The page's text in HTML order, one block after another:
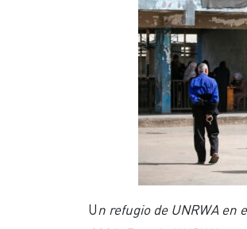
Un refugio de UNRWA en